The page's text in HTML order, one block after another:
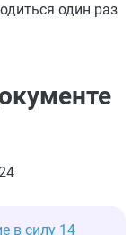
один раз
в силу 14